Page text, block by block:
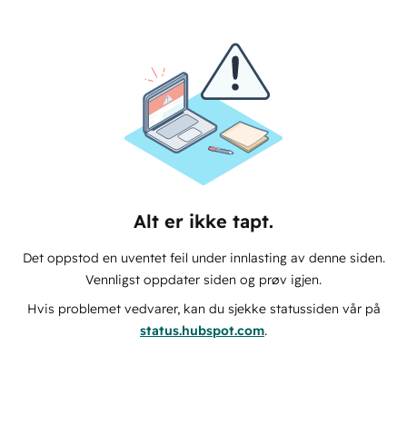
Alt er ikke tapt.
Det oppstod en uventet feil under innlasting av denne siden.
Vennligst oppdater siden og prøv igjen.
Hvis problemet vedvarer, kan du sjekke statussiden vår på
status.hubspot.com.